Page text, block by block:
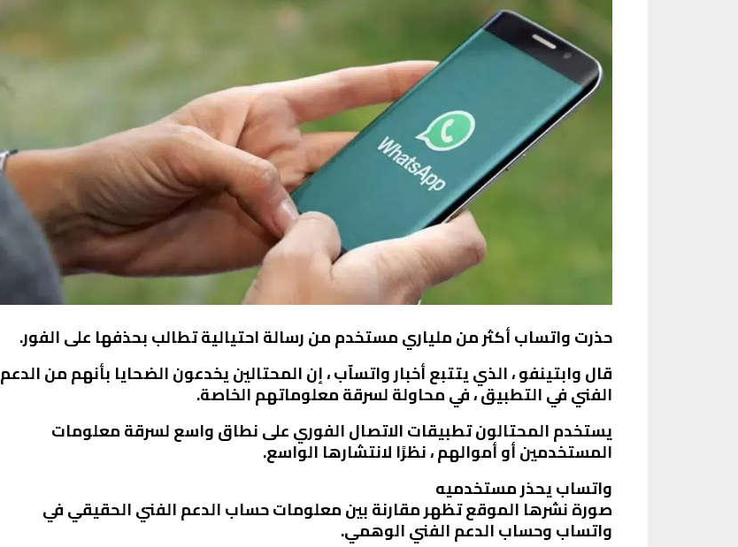
حذرت واتساب أكثر من ملياري مستخدم من رسالة احتيالية تطالب بحذفها على الفور.
قال وابتينفو ، الذي يتتبع أخبار واتسآب ، إن المحتالين يخدعون الضحايا بأنهم من الدعم
الفني في التطبيق ، في محاولة لسرقة معلوماتهم الخاصة.
يستخدم المحتالون تطبيقات الاتصال الفوري على نطاق واسع لسرقة معلومات
المستخدمين أو أموالهم ، نظرًا لانتشارها الواسع.
واتساب يحذر مستخدميه
صورة نشرها الموقع تظهر مقارنة بين معلومات حساب الدعم الفني الحقيقي في
واتساب وحساب الدعم الفني الوهمي.